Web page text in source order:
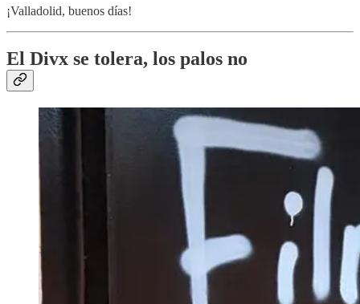
¡Valladolid, buenos días!
El Divx se tolera, los palos no